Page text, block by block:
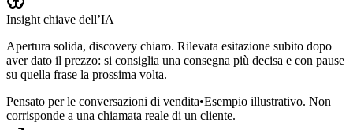
Insight chiave dell’IA
Apertura solida, discovery chiaro. Rilevata esitazione subito dopo
aver dato il prezzo: si consiglia una consegna più decisa e con pause
su quella frase la prossima volta.
Pensato per le conversazioni di vendita•Esempio illustrativo. Non
corrisponde a una chiamata reale di un cliente.